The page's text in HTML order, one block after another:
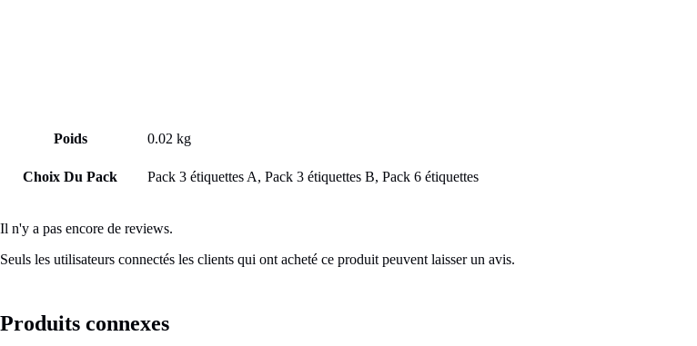
Poids 0.02 kg
Choix Du Pack Pack 3 étiquettes A, Pack 3 étiquettes B, Pack 6 étiquettes
Il n'y a pas encore de reviews.
Seuls les utilisateurs connectés les clients qui ont acheté ce produit peuvent laisser un avis.
Produits connexes